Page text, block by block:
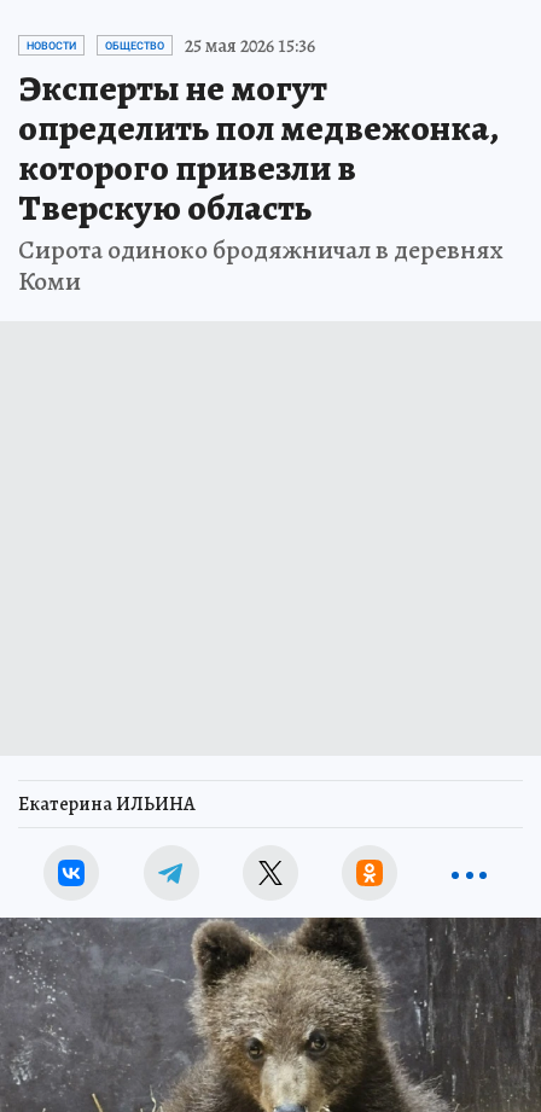
НОВОСТИ ОБЩЕСТВО 25 мая 2026 15:36
Эксперты не могут
определить пол медвежонка,
которого привезли в
Тверскую область
Сирота одиноко бродяжничал в деревнях
Коми
Екатерина ИЛЬИНА